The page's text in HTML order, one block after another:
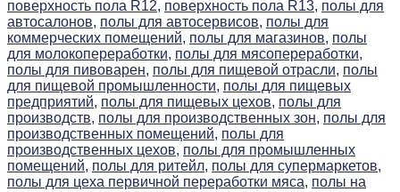
поверхность пола R12, поверхность пола R13, полы для
автосалонов, полы для автосервисов, полы для
коммерческих помещений, полы для магазинов, полы
для молокопереработки, полы для мясопереработки,
полы для пивоварен, полы для пищевой отрасли, полы
для пищевой промышленности, полы для пищевых
предприятий, полы для пищевых цехов, полы для
производств, полы для производственных зон, полы для
производственных помещений, полы для
производственных цехов, полы для промышленных
помещений, полы для ритейл, полы для супермаркетов,
полы для цеха первичной переработки мяса, полы на